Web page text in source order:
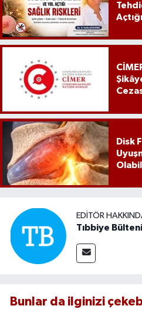
Disk
EDITÖR
Tıbbiye Bülteni
Bunlar da ilginizi